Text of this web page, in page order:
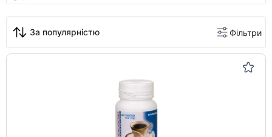
За популярністю Фільтри